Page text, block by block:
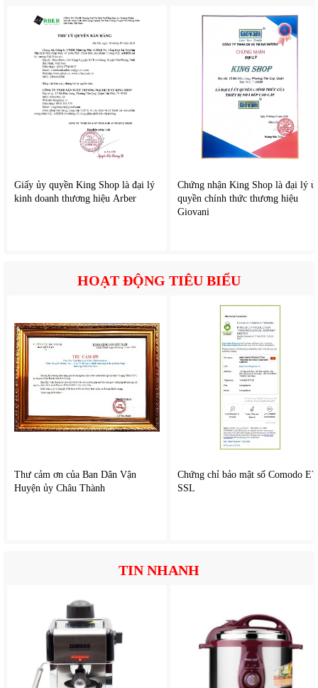
2. Tính năng nổi bật củaRapido RCF-5W-AL56
Điều khiển từ xa tiện lợi
Quạt được trang bị remote điều khiển từ xa, giúp người
dùng dễ dàng điều chỉnh: Tốc độ gió, Bật/tắt đèn, thay đổi
chế độ hoạt động.
Nhờ đó, bạn không cần phải di chuyển để điều chỉnh quạt,
đặc biệt tiện lợi khi sử dụng trong phòng ngủ.
Nhiều cấp độ gió linh hoạt
Quạt hỗ trợ 6 mức gió khác nhau, cho phép người dùng lựa
Gió trung bình cho sinh hoạt
Gió mạnh cho những ngày thời tiết nóng
không gian luôn thông thoáng.
Ngoài ra, đèn LED tích hợp cũng là loại tiết kiệm điện, góp
phần giảm chi phí sinh hoạt hàng tháng.
An toàn khi sử dụng
Giấy ủy quyền King Shop là đại lý
kinh doanh thương hiệu Arber
Chứng nhận King Shop là đại lý
quyền chính thức thương hiệu
Giovani
HOẠT ĐỘNG TIÊU BIỂU
Thư cảm ơn của Ban Dân Vận
Huyện ủy Châu Thành
Chứng chỉ bảo mật số Comodo EV
SSL
TIN NHANH